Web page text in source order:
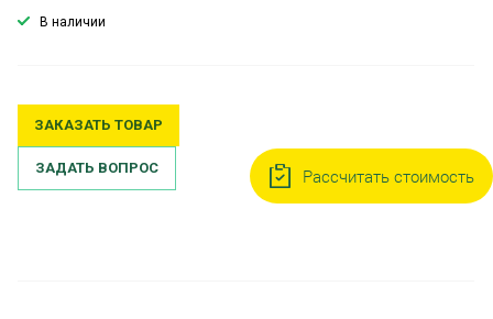
В наличии
ЗАКАЗАТЬ ТОВАР
ЗАДАТЬ ВОПРОС Рассчитать стоимость